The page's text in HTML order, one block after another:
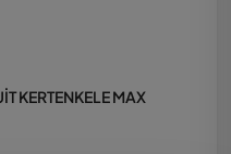
KERTENKELE MAX